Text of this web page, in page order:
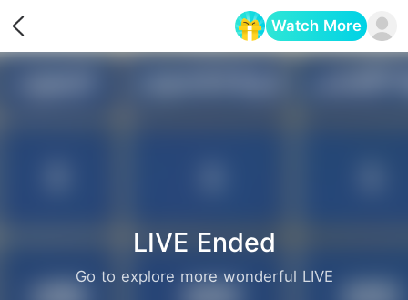
Watch More
LIVE Ended
Go to explore more wonderful LIVE
Opens in a new tab